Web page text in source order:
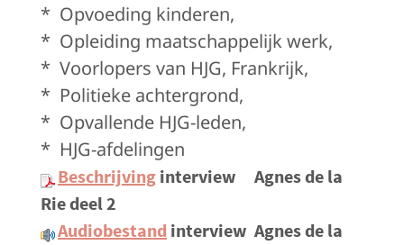
* Opvoeding kinderen,
* Opleiding maatschappelijk werk,
* Voorlopers van HJG, Frankrijk,
* Politieke achtergrond,
* Opvallende HJG-leden,
* HJG-afdelingen
Beschrijving interview Agnes de la
Rie deel 2
Audiobestand interview Agnes de la